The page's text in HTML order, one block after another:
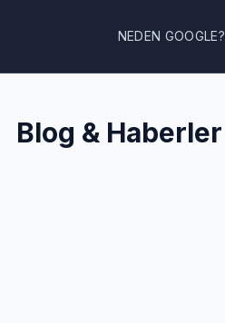
NEDEN GOOGLE?
Blog & Haberler